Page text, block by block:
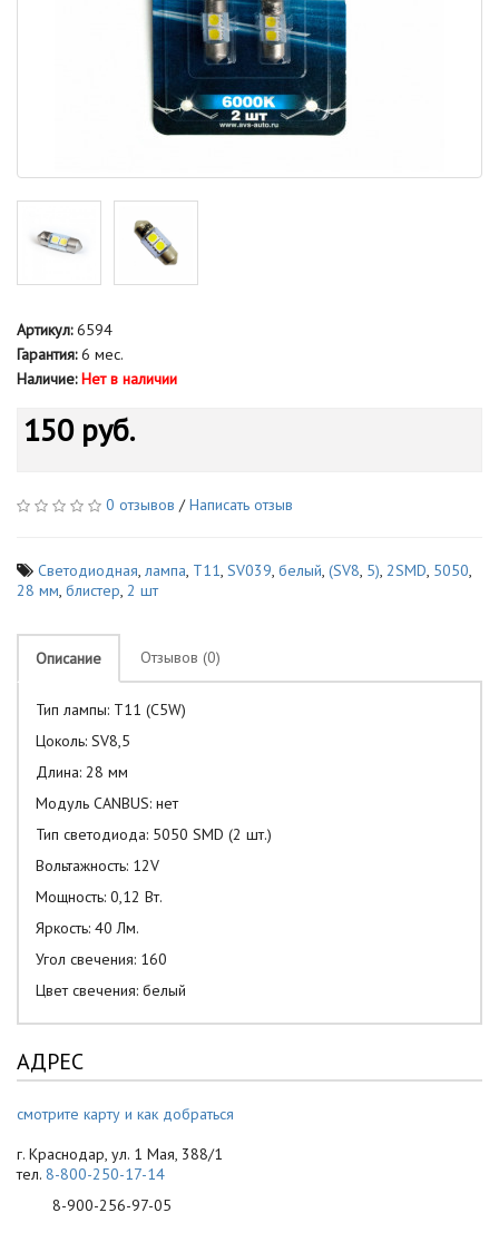
Артикул:6594
Гарантия:6 мес.
Наличие: Нет в наличии
150 руб.
0 отзывов /Написать отзыв
Светодиодная, лампа, T11, SV039, белый, (SV8, 5), 2SMD, 5050,
28 мм, блистер, 2 шт
Описание Отзывов (0)
Тип лампы: T11 (C5W)
Цоколь: SV8,5
Длина: 28 мм
Модуль CANBUS: нет
Тип светодиода: 5050 SMD (2 шт.)
Вольтажность: 12V
Мощность: 0,12 Вт.
Яркость: 40 Лм.
Угол свечения: 160
Цвет свечения: белый
АДРЕС
смотрите карту и как добраться
г. Краснодар, ул. 1 Мая, 388/1
тел. 8-800-250-17-14
8-900-256-97-05